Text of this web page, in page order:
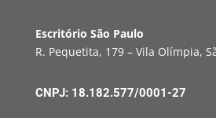
Escritório São Paulo
R. Pequetita, 179 – Vila Olímpia,
CNPJ: 18.182.577/0001-27